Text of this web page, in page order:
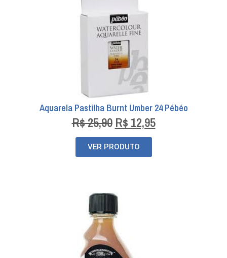
Aquarela Pastilha Burnt Umber 24 Pébéo
R$25,90 R$ 12,95
VER PRODUTO